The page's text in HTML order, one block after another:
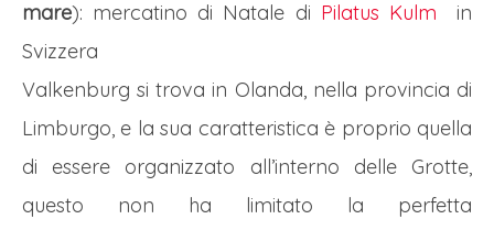
mare): mercatino di Natale di Pilatus Kulm in
Svizzera
Valkenburg si trova in Olanda, nella provincia di
Limburgo, e la sua caratteristica è proprio quella
di essere organizzato all’interno delle Grotte,
questo non ha limitato la perfetta